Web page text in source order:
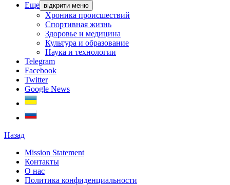
Еще відкрити меню
Хроника происшествий
Спортивная жизнь
Здоровье и медицина
Культура и образование
Наука и технологии
Telegram
Facebook
Twitter
Google News
Назад
Mission Statement
Контакты
О нас
Политика конфиденциальности